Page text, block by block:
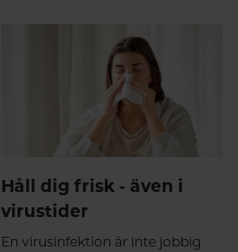
Håll dig frisk - även i
virustider
En virusinfektion är inte jobbig